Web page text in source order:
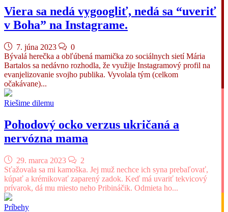
Viera sa nedá vygoogliť, nedá sa “uveriť
v Boha” na Instagrame.
7. júna 2023
0
Bývalá herečka a obľúbená mamička zo sociálnych sietí Mária
Bartalos sa nedávno rozhodla, že využije Instagramový profil na
evanjelizovanie svojho publika. Vyvolala tým (celkom
očakávane)...
Riešime dilemu
Pohodový ocko verzus ukričaná a
nervózna mama
29. marca 2023
2
Sťažovala sa mi kamoška. Jej muž nechce ich syna prebaľovať,
kúpať a krémikovať zaparený zadok. Keď má uvariť tekvicový
prívarok, dá mu miesto neho Pribináčik. Odmieta ho...
Príbehy